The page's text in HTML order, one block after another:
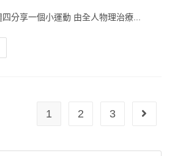
分享一個小運動 由全人物理治療...
1 2 3